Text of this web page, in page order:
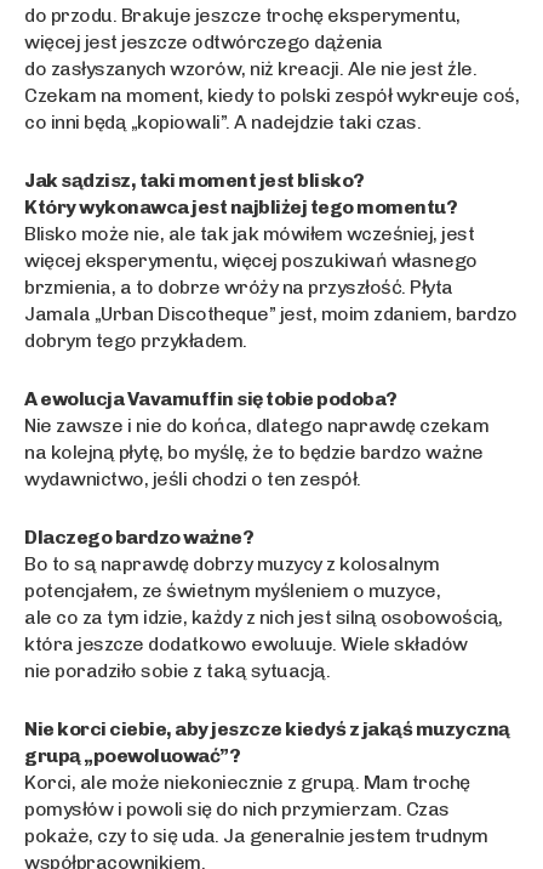
do przodu. Brakuje jeszcze trochę eksperymentu,
więcej jest jeszcze odtwórczego dążenia
do zasłyszanych wzorów, niż kreacji. Ale nie jest źle.
Czekam na moment, kiedy to polski zespół wykreuje coś,
co inni będą „kopiowali”. A nadejdzie taki czas.
Jak sądzisz, taki moment jest blisko?
Który wykonawca jest najbliżej tego momentu?
Blisko może nie, ale tak jak mówiłem wcześniej, jest
więcej eksperymentu, więcej poszukiwań własnego
brzmienia, a to dobrze wróży na przyszłość. Płyta
Jamala „Urban Discotheque” jest, moim zdaniem, bardzo
dobrym tego przykładem.
A ewolucja Vavamuffin się tobie podoba?
Nie zawsze i nie do końca, dlatego naprawdę czekam
na kolejną płytę, bo myślę, że to będzie bardzo ważne
wydawnictwo, jeśli chodzi o ten zespół.
Dlaczego bardzo ważne?
Bo to są naprawdę dobrzy muzycy z kolosalnym
potencjałem, ze świetnym myśleniem o muzyce,
ale co za tym idzie, każdy z nich jest silną osobowością,
która jeszcze dodatkowo ewoluuje. Wiele składów
nie poradziło sobie z taką sytuacją.
Nie korci ciebie, aby jeszcze kiedyś z jakąś muzyczną
grupą „poewoluować”?
Korci, ale może niekoniecznie z grupą. Mam trochę
pomysłów i powoli się do nich przymierzam. Czas
pokaże, czy to się uda. Ja generalnie jestem trudnym
współpracownikiem.